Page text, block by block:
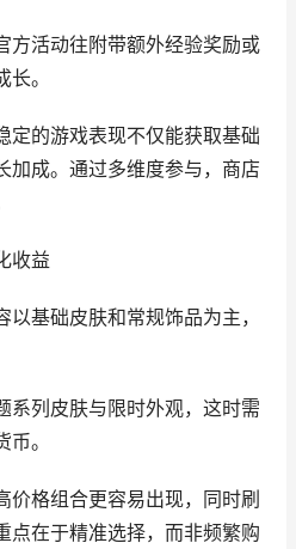
方活动往附带额外经验奖励或
。
定的游戏表现不仅能获取基础
加成。通过多维度参与，商店
收益
基础皮肤和常规饰品为主，
系列皮肤与限时外观，这时需
。
价格组合更容易出现，同时刷
点在于精准选择，而非频繁购